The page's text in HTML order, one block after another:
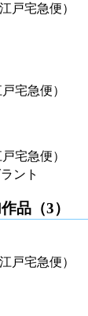
江戸宅急便）
戸宅急便）
戸宅急便）
ント
品（3）
江戸宅急便）